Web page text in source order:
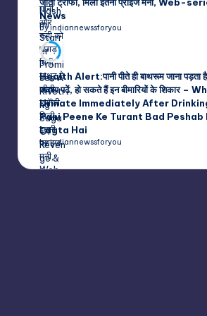
News
by indiannewssforyou
Health Alert:पानी पीते ही बाथरूम जाना पड़ता
अवश्य पढ़ें, हो सकते हैं इन बीमारियों के शिकार –
Urinate Immediately After
Pani Peene Ke Turant Bad Peshab
Lagta Hai
by indiannewssforyou